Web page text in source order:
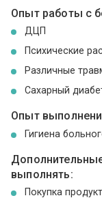
Опыт работы с
ДЦП
Психические
Различные
Сахарный
Опыт
Гигиена
выполнять:
Покупка